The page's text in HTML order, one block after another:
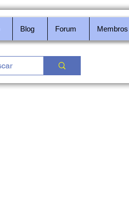
Blog Forum Membros